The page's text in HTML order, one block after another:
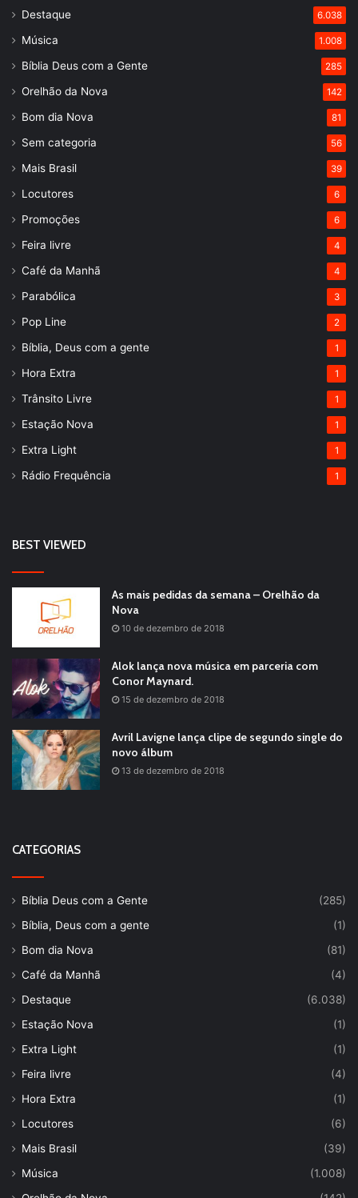
Destaque 6.038
Música 1.008
Bíblia Deus com a Gente 285
Orelhão da Nova 142
Bom dia Nova 81
Sem categoria 56
Mais Brasil 39
Locutores 6
Promoções 6
Feira livre 4
Café da Manhã 4
Parabólica 3
Pop Line 2
Bíblia, Deus com a gente 1
Hora Extra 1
Trânsito Livre 1
Estação Nova 1
Extra Light 1
Rádio Frequência 1
BEST VIEWED
As mais pedidas da semana – Orelhão da
Nova
10 de dezembro de 2018
Alok lança nova música em parceria com
Conor Maynard.
15 de dezembro de 2018
Avril Lavigne lança clipe de segundo single do
novo álbum
13 de dezembro de 2018
CATEGORIAS
Bíblia Deus com a Gente
(285)
Bíblia, Deus com a gente
(1)
Bom dia Nova
(81)
Café da Manhã
(4)
Destaque
(6.038)
Estação Nova
(1)
Extra Light
(1)
Feira livre
(4)
Hora Extra
(1)
Locutores
(6)
Mais Brasil
(39)
Música
(1.008)